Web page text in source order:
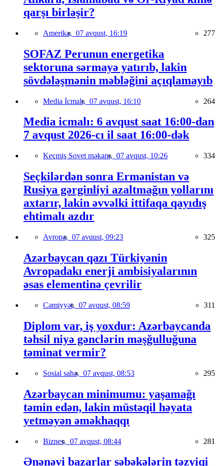
qarşı birləşir?
Amerika, 07 avqust, 16:19 277
SOFAZ Perunun energetika
sektoruna sərmayə yatırıb, lakin
sövdələşmənin məbləğini açıqlamayıb
Media İcmalı, 07 avqust, 16:10 264
Media icmalı: 6 avqust saat 16:00-dan
7 avqust 2026-cı il saat 16:00-dək
Keçmiş Sovet məkanı, 07 avqust, 10:26 334
Seçkilərdən sonra Ermənistan və
Rusiya gərginliyi azaltmağın yollarını
axtarır, lakin əvvəlki ittifaqa qayıdış
ehtimalı azdır
Avropa, 07 avqust, 09:23 325
Azərbaycan qazı Türkiyənin
Avropadakı enerji ambisiyalarının
əsas elementinə çevrilir
Cəmiyyət, 07 avqust, 08:59 311
Diplom var, iş yoxdur: Azərbaycanda
təhsil niyə gənclərin məşğulluğuna
təminat vermir?
Sosial sahə, 07 avqust, 08:53 295
Azərbaycan minimumu: yaşamağı
təmin edən, lakin müstəqil həyata
yetməyən əməkhaqqı
Biznes, 07 avqust, 08:44 281
Ənənəvi bazarlar şəbəkələrin təzyiqi